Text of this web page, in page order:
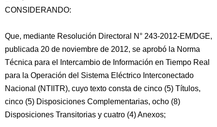
CONSIDERANDO:
Que, mediante Resolución Directoral N° 243-2012-EM/DGE,
publicada 20 de noviembre de 2012, se aprobó la Norma
Técnica para el Intercambio de Información en Tiempo Real
para la Operación del Sistema Eléctrico Interconectado
Nacional (NTIITR), cuyo texto consta de cinco (5) Títulos,
cinco (5) Disposiciones Complementarias, ocho (8)
Disposiciones Transitorias y cuatro (4) Anexos;